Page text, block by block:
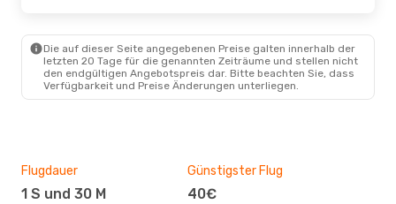
Die auf dieser Seite angegebenen Preise galten innerhalb der
letzten 20 Tage für die genannten Zeiträume und stellen nicht
den endgültigen Angebotspreis dar. Bitte beachten Sie, dass
Verfügbarkeit und Preise Änderungen unterliegen.
Flugdauer
1 S und 30 M
Günstigster Flug
40€